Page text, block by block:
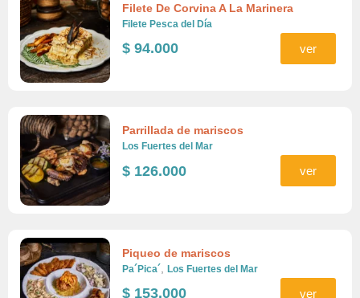
Filete De Corvina A La Marinera
Filete Pesca del Día
$ 94.000 ver
Parrillada de mariscos
Los Fuertes del Mar
$ 126.000 ver
Piqueo de mariscos
Pa´Pica´ Los Fuertes del Mar
$ 153.000 ver